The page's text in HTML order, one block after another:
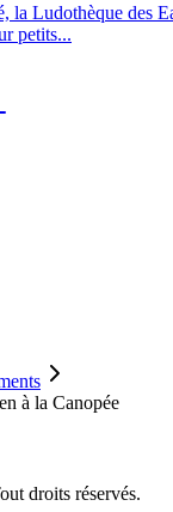
la Ludothèque des
petits...
à la Canopée
droits réservés.